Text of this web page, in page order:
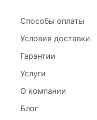
Способы оплаты
Условия доставки
Гарантии
Услуги
О компании
Блог